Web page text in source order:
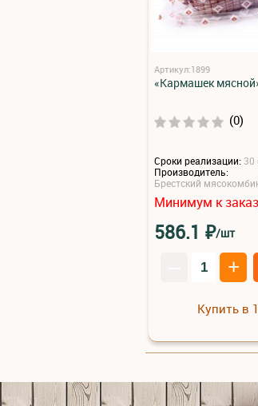
Артикул:1899
«Кармашек
(0)
Сроки реализации: 30
Производитель:
Брестский
Минимум к
586.1 ₽/шт
+
Купить в